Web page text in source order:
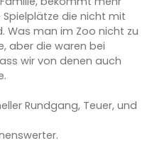
die nicht mit
Was man im Zoo nicht zu
aber die waren bei
wir von denen auch
Rundgang, Teuer, und